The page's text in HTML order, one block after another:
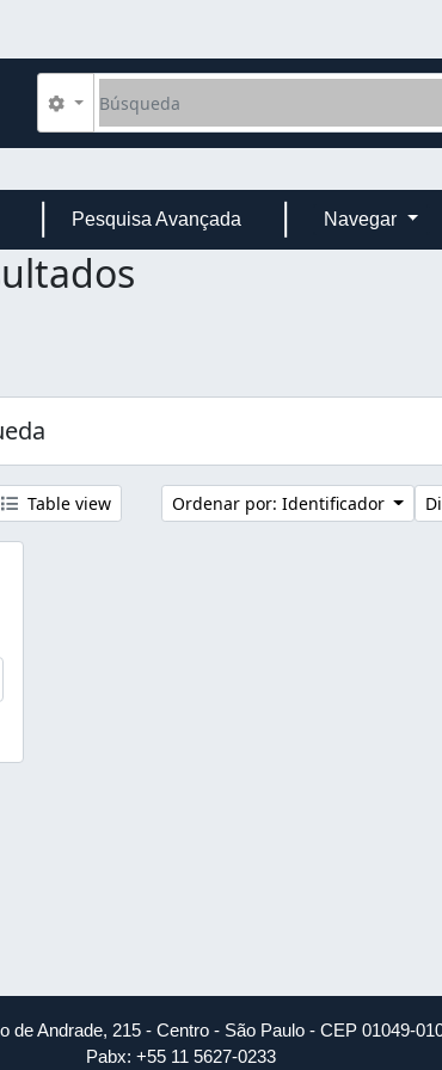
Búsqueda
Search options
Pesquisa Avançada Navegar
Table view Ordenar por: Identificador
al portapapeles
de Andrade, 215 - Centro - São Paulo - CEP 01049-
Pabx: +55 11 5627-0233